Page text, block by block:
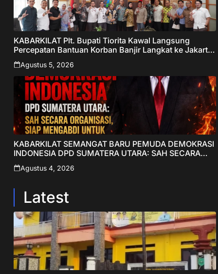
KABARKILAT Plt. Bupati Tiorita Kawal Langsung
Percepatan Bantuan Korban Banjir Langkat ke Jakarta
– Sentralberita
Agustus 5, 2026
KABARKILAT SEMANGAT BARU PEMUDA DEMOKRASI
INDONESIA DPD SUMATERA UTARA: SAH SECARA
ORGANISASI, SIAP MENGABDI UNTUK RAKYAT DAN
INDONESIA
Agustus 4, 2026
Latest